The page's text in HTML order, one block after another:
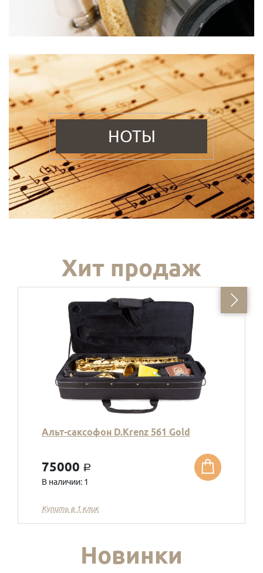
НОТЫ
Хит продаж
Альт-саксофон D.Krenz 561 Gold
75000 a
В наличии: 1
Купить в 1 клик
Новинки